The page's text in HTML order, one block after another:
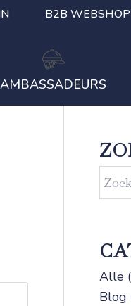
B2B WEBSHOP
AMBASSADEURS
Alle
Blog